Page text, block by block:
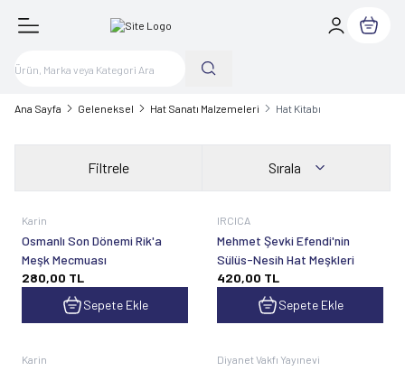
Sepetim
Ana Sayfa Geleneksel Hat Sanatı Malzemeleri Hat Kitabı
Filtrele Sırala
Karin
Osmanlı Son Dönemi Rik'a
Meşk Mecmuası
280,00 TL
Sepete Ekle
IRCICA
Mehmet Şevki Efendi'nin
Sülüs-Nesih Hat Meşkleri
420,00 TL
Sepete Ekle
Karin Diyanet Vakfı Yayınevi